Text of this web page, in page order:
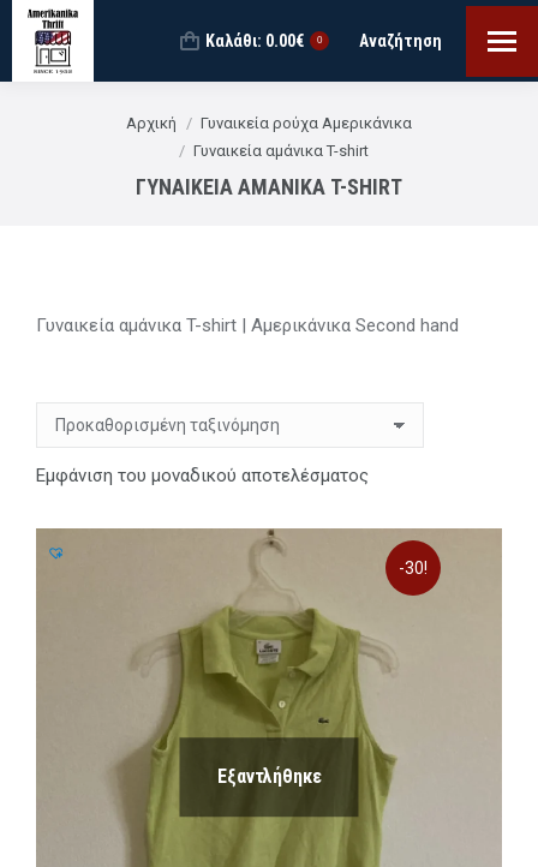
Καλάθι: 0.00€ 0 Search:
Αναζήτηση
You are here:Αρχική
Γυναικεία ρούχα Αμερικάνικα
Γυναικεία αμάνικα T-shirt
ΓΥΝΑΙΚΕΊΑ ΑΜΆΝΙΚΑ T-SHIRT
Γυναικεία αμάνικα T-shirt | Αμερικάνικα Second hand
Εμφάνιση του μοναδικού αποτελέσματος
-30!
Εξαντλήθηκε